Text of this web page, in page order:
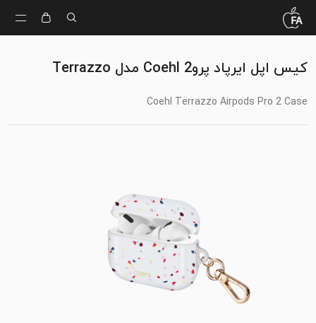
کیس اپل ایرپاد پرو2 Coehl مدل Terrazzo
Coehl Terrazzo Airpods Pro 2 Case